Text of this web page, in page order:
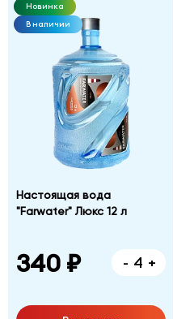
Новинка
В наличии
Настоящая вода
"Farwater" Люкс 12 л
340 ₽ - +